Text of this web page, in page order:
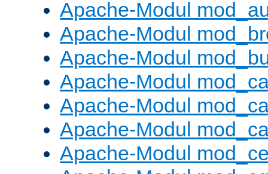
Apache-Modul
Apache-Modul
Apache-Modul
Apache-Modul
Apache-Modul
Apache-Modul
Apache-Modul